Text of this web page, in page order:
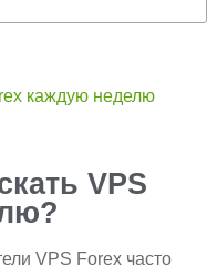
VPS
VPS Forex часто